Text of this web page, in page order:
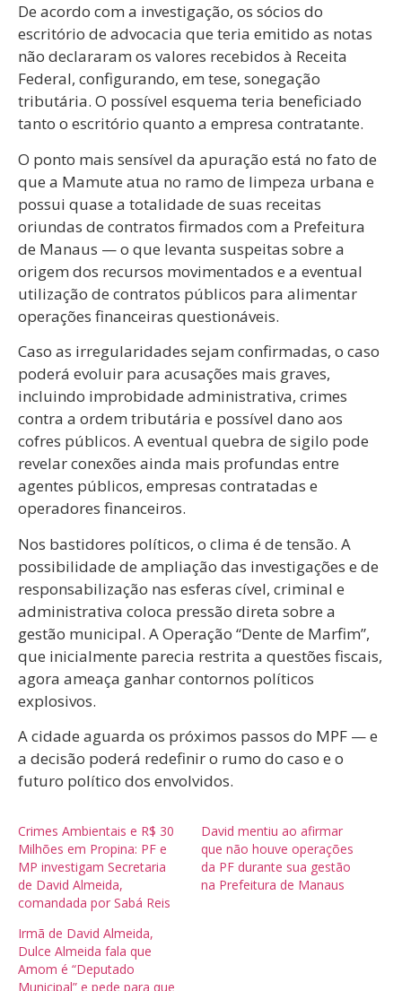
De acordo com a investigação, os sócios do
escritório de advocacia que teria emitido as notas
não declararam os valores recebidos à Receita
Federal, configurando, em tese, sonegação
tributária. O possível esquema teria beneficiado
tanto o escritório quanto a empresa contratante.
O ponto mais sensível da apuração está no fato de
que a Mamute atua no ramo de limpeza urbana e
possui quase a totalidade de suas receitas
oriundas de contratos firmados com a Prefeitura
de Manaus — o que levanta suspeitas sobre a
origem dos recursos movimentados e a eventual
utilização de contratos públicos para alimentar
operações financeiras questionáveis.
Caso as irregularidades sejam confirmadas, o caso
poderá evoluir para acusações mais graves,
incluindo improbidade administrativa, crimes
contra a ordem tributária e possível dano aos
cofres públicos. A eventual quebra de sigilo pode
revelar conexões ainda mais profundas entre
agentes públicos, empresas contratadas e
operadores financeiros.
Nos bastidores políticos, o clima é de tensão. A
possibilidade de ampliação das investigações e de
responsabilização nas esferas cível, criminal e
administrativa coloca pressão direta sobre a
gestão municipal. A Operação “Dente de Marfim”,
que inicialmente parecia restrita a questões fiscais,
agora ameaça ganhar contornos políticos
explosivos.
A cidade aguarda os próximos passos do MPF — e
a decisão poderá redefinir o rumo do caso e o
futuro político dos envolvidos.
Crimes Ambientais e R$ 30
Milhões em Propina: PF e
MP investigam Secretaria
de David Almeida,
comandada por Sabá Reis
David mentiu ao afirmar
que não houve operações
da PF durante sua gestão
na Prefeitura de Manaus
Irmã de David Almeida,
Dulce Almeida fala que
Amom é “Deputado
Municipal” e pede para que